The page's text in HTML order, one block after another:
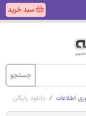
سبد خرید
جستجو
اطلاعات دانلود رایگان